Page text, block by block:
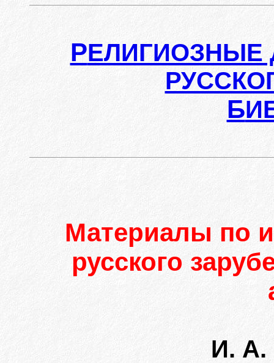
РЕЛИГИОЗНЫЕ
Б
Материалы по
русского
И. А.